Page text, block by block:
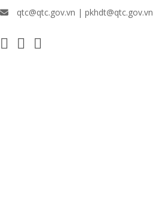
qtc@qtc.gov.vn | pkhdt@qtc.gov.vn